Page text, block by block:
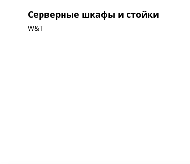
Серверные шкафы и стойки
W&T